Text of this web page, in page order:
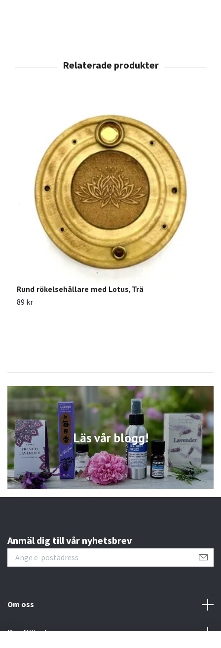
Läs vår blogg!
Rund rökelsehållare med Lotus, Trä
89 kr
Anmäl dig till vår nyhetsbrev
Om oss
Kundtjänst